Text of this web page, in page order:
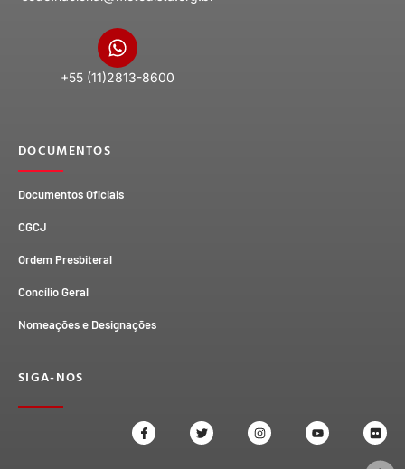
+55 (11)2813-8600
DOCUMENTOS
Documentos Oficiais
CGCJ
Ordem Presbiteral
Concílio Geral
Nomeações e Designações
SIGA-NOS